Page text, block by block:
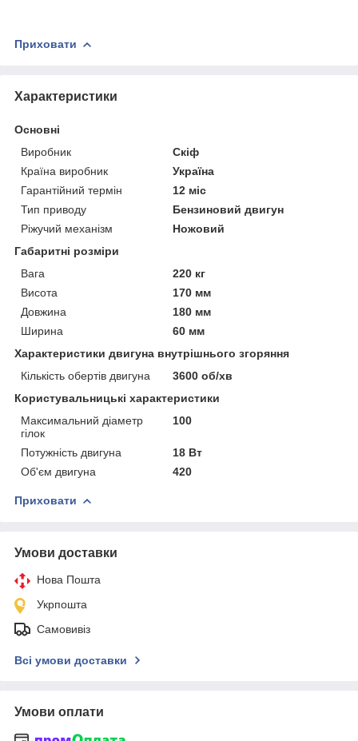
Приховати
Характеристики
Основні
Виробник
Скіф
Країна виробник
Україна
Гарантійний термін
12 міс
Тип приводу
Бензиновий двигун
Ріжучий механізм
Ножовий
Габаритні розміри
Вага
220 кг
Висота
170 мм
Довжина
180 мм
Ширина
60 мм
Характеристики двигуна внутрішнього згоряння
Кількість обертів двигуна
3600 об/хв
Користувальницькі характеристики
Максимальний діаметр
гілок
100
Потужність двигуна
18 Вт
Об'єм двигуна
420
Приховати
Умови доставки
Нова Пошта
Укрпошта
Самовивіз
Всі умови доставки
Умови оплати